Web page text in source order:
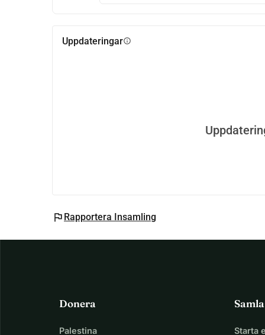
Uppdateringarinfo
flag Rapportera Insamling
Donera
Palestina Starta